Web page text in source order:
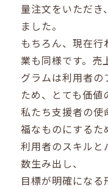
量注文をいただき
ました。
もちろん、現在
業も同様です。売
グラムは利用者の
ため、とても価値
私たち支援者の使
福なものにするた
利用者のスキルと
数生み出し、
目標が明確になる